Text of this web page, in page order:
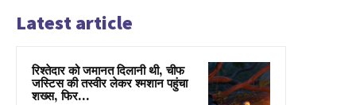
Latest article
रिश्तेदार को जमानत दिलानी थी, चीफ
जस्टिस की तस्वीर लेकर श्मशान पहुंचा
शख्स, फिर…